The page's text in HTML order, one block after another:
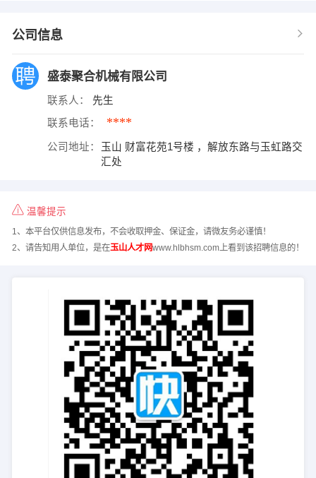
公司信息
盛泰聚合机械有限公司
联系人： 先生
联系电话： ****
公司地址：
玉山 财富花苑1号楼 ，解放东路与玉虹路交
汇处
温馨提示
1、本平台仅供信息发布，不会收取押金、保证金，请微友务必谨慎！
2、请告知用人单位，是在玉山人才网www.hlbhsm.com上看到该招聘信息的！